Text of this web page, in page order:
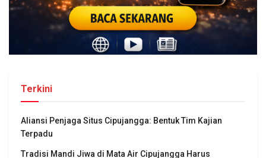
Terkini
Aliansi Penjaga Situs Cipujangga: Bentuk Tim Kajian
Terpadu
Tradisi Mandi Jiwa di Mata Air Cipujangga Harus